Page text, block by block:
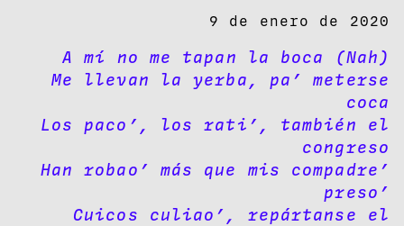
9 de enero de 2020
A mí no me tapan la boca (Nah)
Me llevan la yerba, pa’ meterse
coca
Los paco’, los rati’, también el
congreso
Han robao’ más que mis compadre’
preso’
Cuicos culiao’, repártanse el